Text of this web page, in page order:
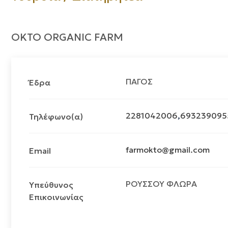
OKTO ORGANIC FARM
Έδρα ΠΑΓΟΣ
Τηλέφωνο(α) 2281042006,
Email farmokto@gmail.com
Υπεύθυνος
Επικοινωνίας
ΡΟΥΣΣΟΥ ΦΛΩΡΑ